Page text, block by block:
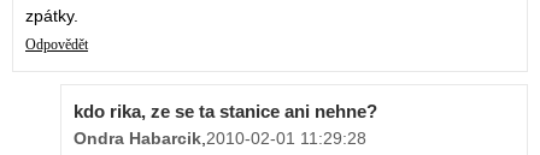
zpátky.
Odpovědět
kdo rika, ze se ta stanice ani nehne?
Ondra Habarcik,2010-02-01 11:29:28